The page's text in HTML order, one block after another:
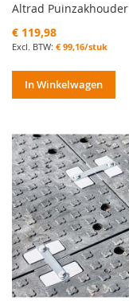
Altrad Puinzakhouder
€ 119,98
€ 99,16/stuk
In Winkelwagen